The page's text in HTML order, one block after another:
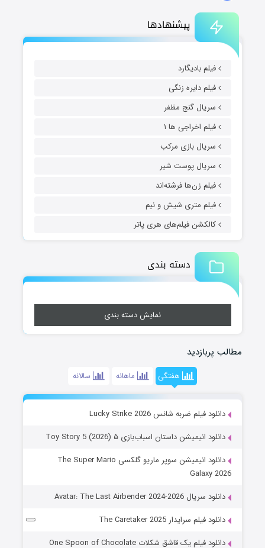
پیشنهادها
فیلم بادیگارد
فیلم دایره زنگی
سریال گنج مظفر
فیلم اخراجی ها ۱
سریال بازی مرکب
سریال پوست شیر
فیلم زن‌ها فرشته‌اند
فیلم متری شیش و نیم
کالکشن فیلم‌های هری پاتر
دسته بندی
نمایش دسته بندی
مطالب پربازدید
هفتگی ماهانه سالانه
دانلود فیلم ضربه شانس Lucky Strike 2026
دانلود انیمیشن داستان اسباب‌بازی ۵ Toy Story 5 (2026)
دانلود انیمیشن سوپر ماریو گلکسی The Super Mario
Galaxy 2026
دانلود سریال Avatar: The Last Airbender 2024-2026
دانلود فیلم سرایدار The Caretaker 2025
دانلود فیلم یک قاشق شکلات One Spoon of Chocolate